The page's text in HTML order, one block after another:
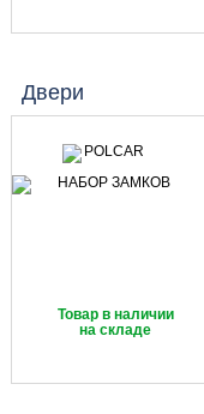
Двери
Товар в наличии
на складе